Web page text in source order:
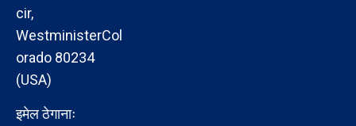
cir,
WestministerCol
orado 80234
(USA)
इमेल ठेगानाः